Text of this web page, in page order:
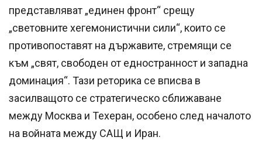
представляват „единен фронт“ срещу
„световните хегемонистични сили“, които се
противопоставят на държавите, стремящи се
към „свят, свободен от едностранност и западна
доминация“. Тази реторика се вписва в
засилващото се стратегическо сближаване
между Москва и Техеран, особено след началото
на войната между САЩ и Иран.